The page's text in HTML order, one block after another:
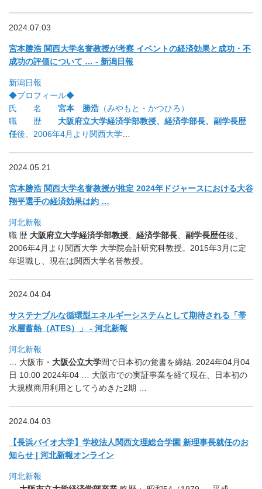
2024.07.03
宮本勝浩 関西大学名誉教授が考察 イベントの経済効果と成功・不
成功の評価について … - 新潟日報
新潟日報
◆プロフィール◆
氏 名 宮本 勝浩（みやもと・かつひろ）
職 歴 大阪府立大学経済学部教授、経済学部長、副学長歴
任後、2006年4月より関西大学…
2024.05.21
宮本勝浩 関西大学名誉教授が推定 2024年ドジャースにおける大谷
翔平選手の経済効果は約 …
河北新報
職 歴 大阪府立大学経済学部教授 経済学部長 副学長歴任後、
2006年4月より関西大学 大学院会計研究科教授。2015年3月に定
年退職し、 現在は関西大学名誉教授。
2024.04.04
サステナブルな循環型エネルギーシステムとして期待される「帯
水層蓄熱（ATES）」 - 河北新報
河北新報
… 大阪市・ 大阪公立大学間で日本初の覚書を締結. 2024年04月04
日 10:00 2024年04 … 大阪市での実証事業を経て現在、
日本初の
大規模商用利用としてうめきた2期 …
2024.04.03
【長浜バイオ大学】学校法人関西文理総合学園 新理事長就任のお
知らせ | 河北新報オンライン
河北新報